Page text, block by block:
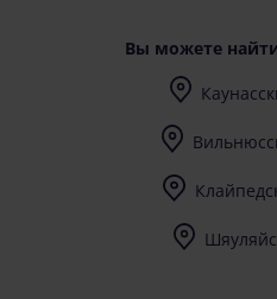
Вы можете